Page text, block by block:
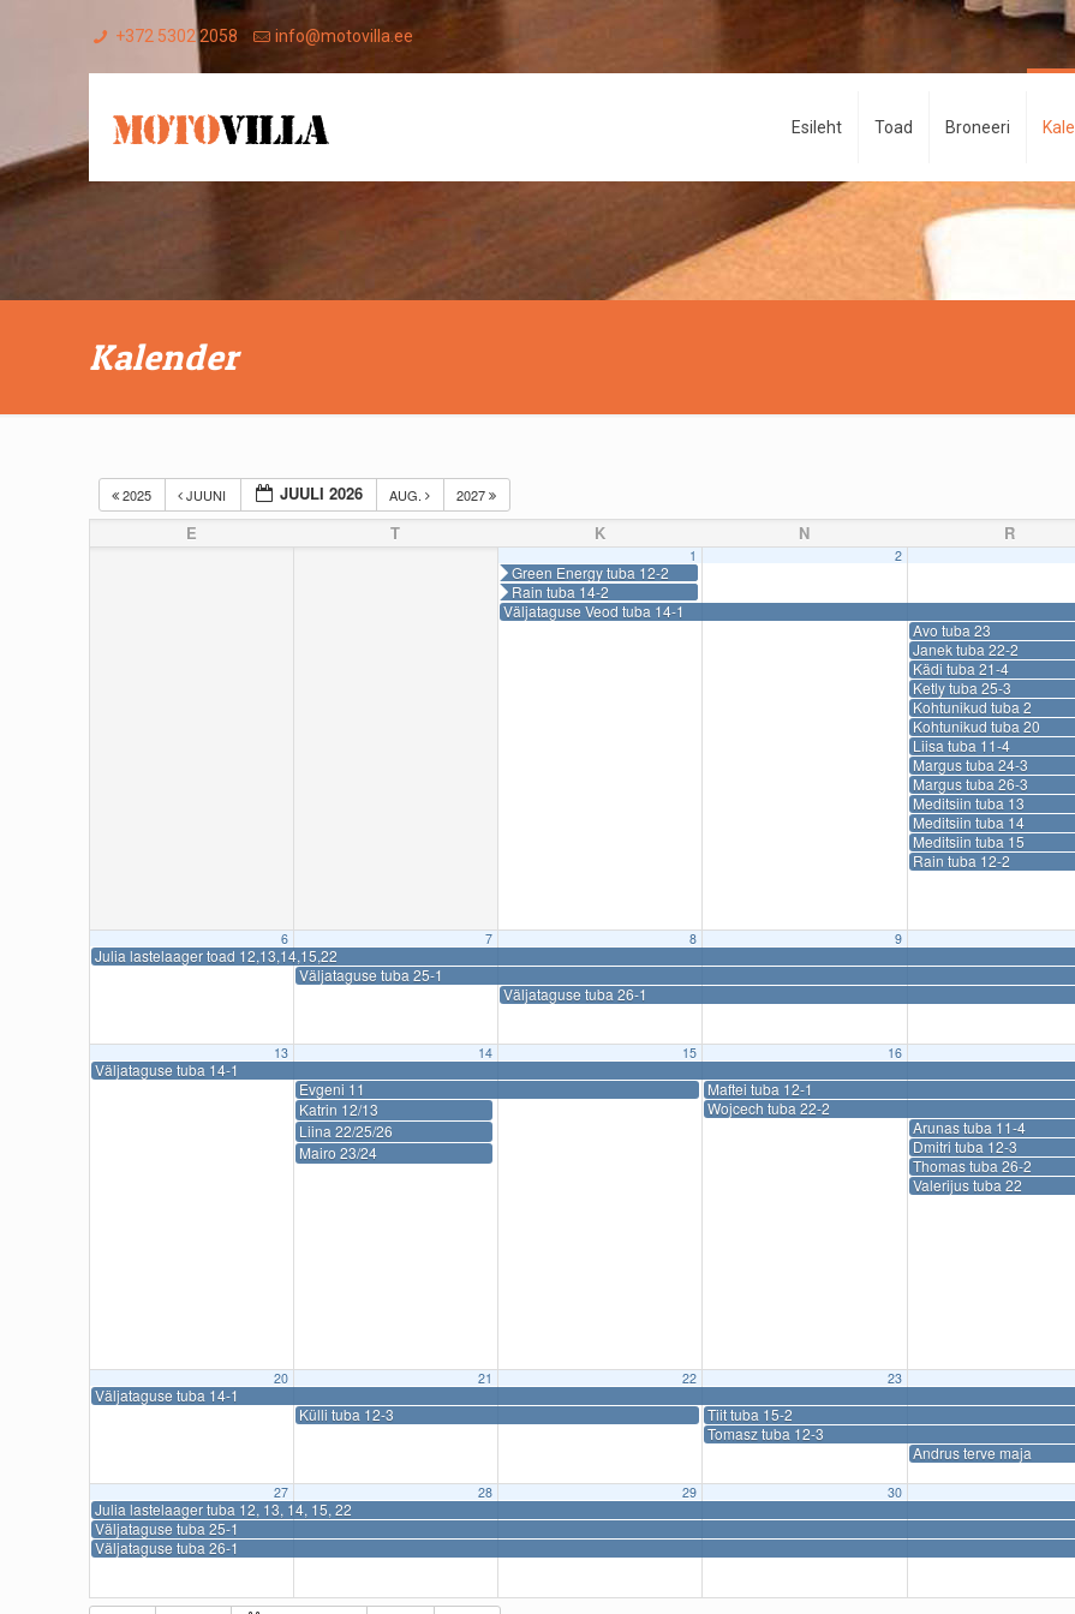
+372 5302 2058 info@motovilla.ee
Esileht Toad Broneeri
Kalender
2025 JUUNI JUULI 2026 AUG. 2027
E T K N R
1
Green Energy tuba 12-2
Rain tuba 14-2
Väljataguse Veod tuba 14-1
2
Avo tuba 23
Janek tuba 22-2
Kädi tuba 21-4
Ketly tuba 25-3
Kohtunikud tuba 2
Kohtunikud tuba 20
Liisa tuba 11-4
Margus tuba 24-3
Margus tuba 26-3
Meditsiin tuba 13
Meditsiin tuba 14
Meditsiin tuba 15
Rain tuba 12-2
6
Julia lastelaager toad 12,13,14,15,22
7
Väljataguse tuba 25-1
8
Väljataguse tuba 26-1
9
13
Väljataguse tuba 14-1
14
Evgeni 11
Katrin 12/13
Liina 22/25/26
Mairo 23/24
15 16
Maftei tuba 12-1
Wojcech tuba 22-2
Arunas tuba 11-4
Dmitri tuba 12-3
Thomas tuba 26-2
Valerijus tuba 22
20
Väljataguse tuba 14-1
21
Külli tuba 12-3
22 23
Tiit tuba 15-2
Tomasz tuba 12-3
Andrus terve maja
27
Julia lastelaager tuba 12, 13, 14, 15, 22
Väljataguse tuba 25-1
Väljataguse tuba 26-1
28 29 30